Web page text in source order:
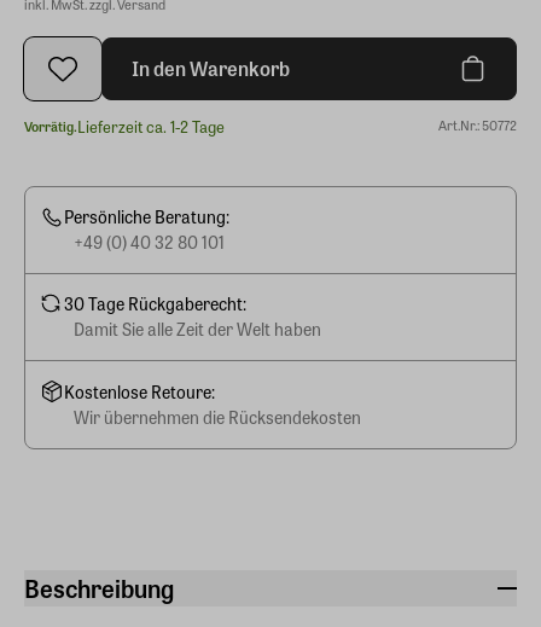
Beschreibung
In den Warenkorb
Vorrätig.Lieferzeit ca. 1-2 Tage Art.Nr.: 50772
Persönliche Beratung:
+49 (0) 40 32 80 101
30 Tage Rückgaberecht:
Damit Sie alle Zeit der Welt haben
Kostenlose Retoure:
Wir übernehmen die Rücksendekosten